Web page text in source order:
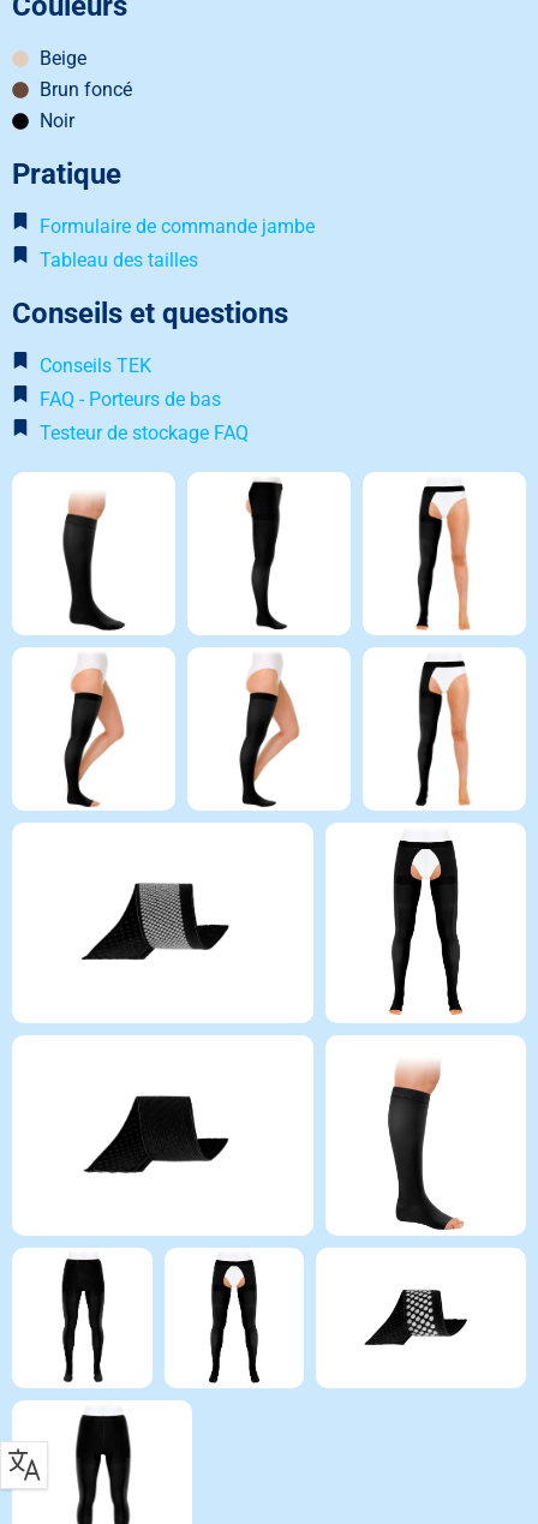
Beige
Brun foncé
Noir
Pratique
Formulaire de commande jambe
Tableau des tailles
Conseils et questions
Conseils TEK
FAQ - Porteurs de bas
Testeur de stockage FAQ